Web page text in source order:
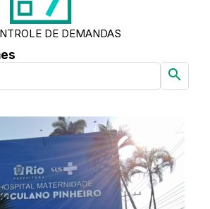
DE DEMANDAS
search